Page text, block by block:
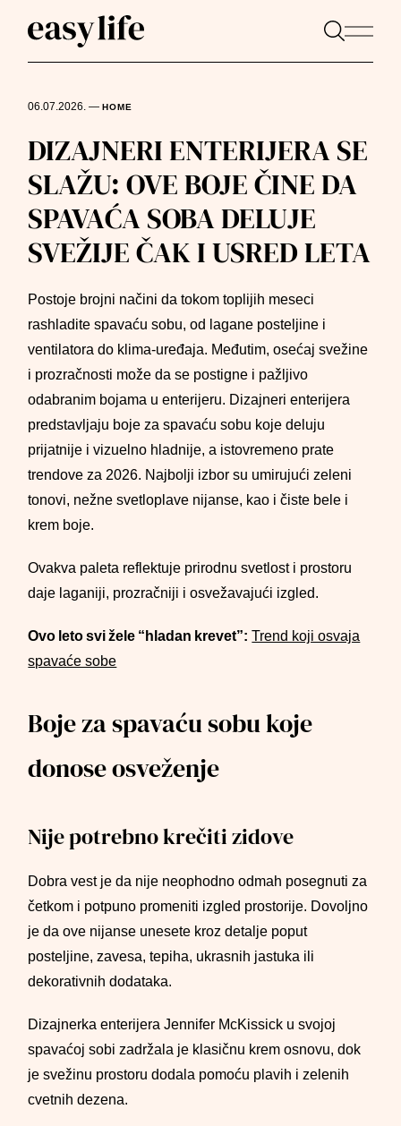
06.07.2026.—HOME
DIZAJNERI ENTERIJERA SE
SLAŽU: OVE BOJE ČINE DA
SPAVAĆA SOBA DELUJE
SVEŽIJE ČAK I USRED LETA
Postoje brojni načini da tokom toplijih meseci
rashladite spavaću sobu, od lagane posteljine i
ventilatora do klima-uređaja. Međutim, osećaj svežine
i prozračnosti može da se postigne i pažljivo
odabranim bojama u enterijeru. Dizajneri enterijera
predstavljaju boje za spavaću sobu koje deluju
prijatnije i vizuelno hladnije, a istovremeno prate
trendove za 2026. Najbolji izbor su umirujući zeleni
tonovi, nežne svetloplave nijanse, kao i čiste bele i
krem boje.
Ovakva paleta reflektuje prirodnu svetlost i prostoru
daje laganiji, prozračniji i osvežavajući izgled.
Ovo leto svi žele “hladan krevet”: Trend koji osvaja
spavaće sobe
Boje za spavaću sobu koje
donose osveženje
Nije potrebno krečiti zidove
Dobra vest je da nije neophodno odmah posegnuti za
četkom i potpuno promeniti izgled prostorije. Dovoljno
je da ove nijanse unesete kroz detalje poput
posteljine, zavesa, tepiha, ukrasnih jastuka ili
dekorativnih dodataka.
Dizajnerka enterijera Jennifer McKissick u svojoj
spavaćoj sobi zadržala je klasičnu krem osnovu, dok
je svežinu prostoru dodala pomoću plavih i zelenih
cvetnih dezena.